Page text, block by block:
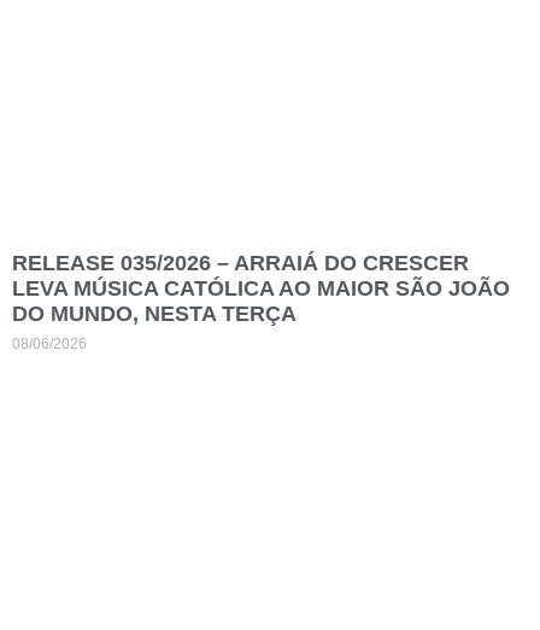
RELEASE 035/2026 – ARRAIÁ DO CRESCER
LEVA MÚSICA CATÓLICA AO MAIOR SÃO JOÃO
DO MUNDO, NESTA TERÇA
08/06/2026